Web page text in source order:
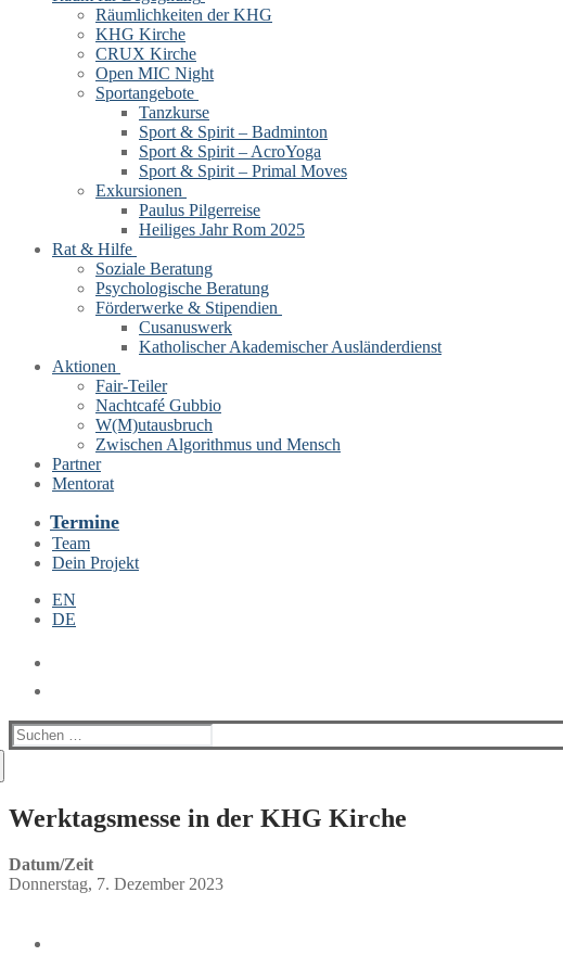
Räumlichkeiten der KHG
KHG Kirche
CRUX Kirche
Open MIC Night
Sportangebote
Tanzkurse
Sport & Spirit – Badminton
Sport & Spirit – AcroYoga
Sport & Spirit – Primal Moves
Exkursionen
Paulus Pilgerreise
Heiliges Jahr Rom 2025
Rat & Hilfe
Soziale Beratung
Psychologische Beratung
Förderwerke & Stipendien
Cusanuswerk
Katholischer Akademischer Ausländerdienst
Aktionen
Fair-Teiler
Nachtcafé Gubbio
W(M)utausbruch
Zwischen Algorithmus und Mensch
Partner
Mentorat
Termine
Team
Dein Projekt
EN
DE
Suchen
nach:
Werktagsmesse in der KHG Kirche
Datum/Zeit
Donnerstag, 7. Dezember 2023